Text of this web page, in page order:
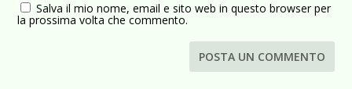
Salva il mio nome, email e sito web in questo browser per
la prossima volta che commento.